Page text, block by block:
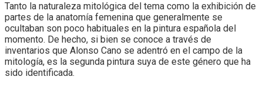
Tanto la naturaleza mitológica del tema como la exhibición de
partes de la anatomía femenina que generalmente se
ocultaban son poco habituales en la pintura española del
momento. De hecho, si bien se conoce a través de
inventarios que Alonso Cano se adentró en el campo de la
mitología, es la segunda pintura suya de este género que ha
sido identificada.